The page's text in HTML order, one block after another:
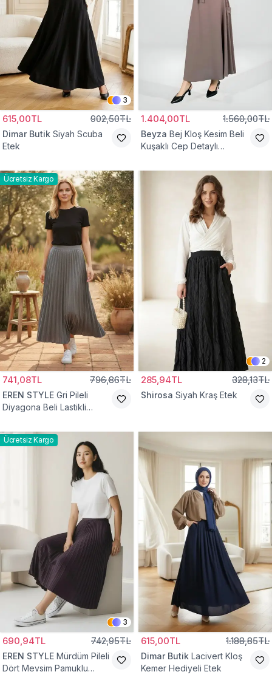
3
615,00TL 902,50TL
Dimar Butik Siyah Scuba
Etek
1.404,00TL 1.560,00TL
Beyza Bej Kloş Kesim Beli
Kuşaklı Cep Detaylı
Ücretsiz Kargo
741,08TL 796,86TL
EREN STYLE Gri Pileli
Diyagona Beli Lastikli
2
285,94TL 328,13TL
Shirosa Siyah Kraş Etek
Ücretsiz Kargo
3
690,94TL 742,95TL
EREN STYLE Mürdüm Pileli
Dört Mevsim Pamuklu
615,00TL 1.188,85TL
Dimar Butik Lacivert Kloş
Kemer Hediyeli Etek